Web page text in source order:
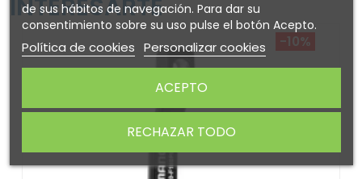
INTERESARTE
-10%
de sus hábitos de navegación. Para dar su
consentimiento sobre su uso pulse el botón Acepto.
Política de cookies Personalizar cookies
RECHAZAR TODO
ACEPTO